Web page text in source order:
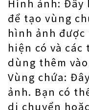
Hình ảnh: Đây
để tạo vùng
hình ảnh
hiện có và
dùng thêm
Vùng chứa:
ảnh. Bạn có
di chuyển